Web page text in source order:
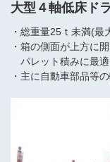
大型４軸低床ド
・総重量25ｔ未満(
・箱の側面が上方に
パレット積みに最適
・主に自動車部品等